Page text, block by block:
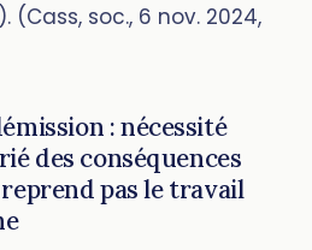
(Cass, soc., 6 nov. 2024,
: nécessité
des conséquences
reprend pas le travail